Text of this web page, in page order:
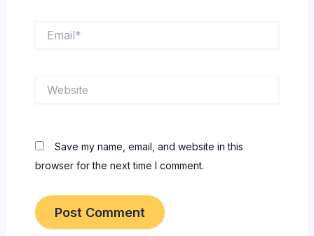
Save my name, email, and website in this
browser for the next time I comment.